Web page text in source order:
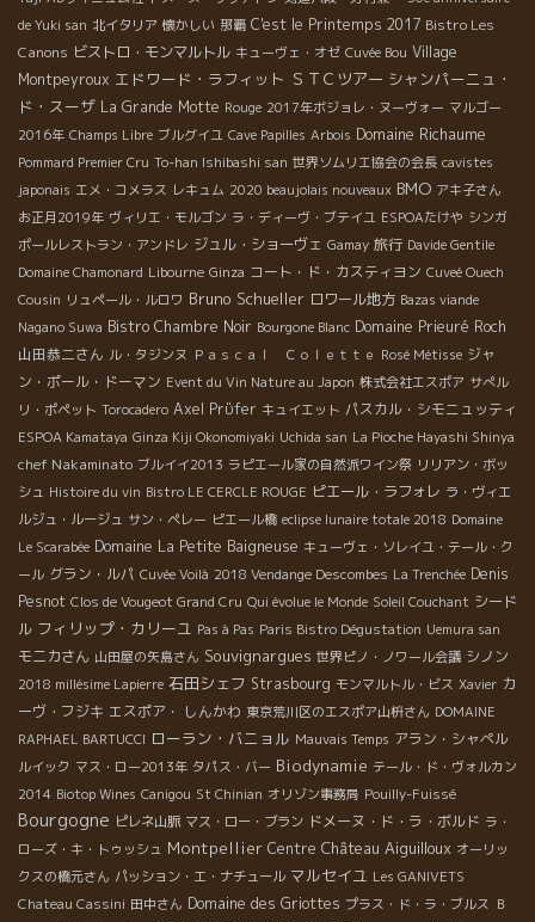
de Yuki san 北イタリア 懐かしい 那覇 C'est le Printemps 2017 Bistro Les
Canons ビストロ・モンマルトル キューヴェ・オゼ Cuvée Bou Village
Montpeyroux エドワード・ラフィット ＳＴＣツアー シャンパーニュ・
ド・スーザ La Grande Motte Rouge 2017年ボジョレ・ヌーヴォー マルゴー
2016年 Champs Libre ブルグイユ Cave Papilles Arbois Domaine Richaume
Pommard Premier Cru To-han Ishibashi san 世界ソムリエ協会の会長 cavistes
japonais エメ・コメラス レキュム 2020 beaujolais nouveaux BMO アキ子さん
お正月2019年 ヴィリエ・モルゴン ラ・ディーヴ・ブテイユ ESPOAたけや シンガ
ポールレストラン・アンドレ ジュル・ショーヴェ Gamay 旅行 Davide Gentile
Domaine Chamonard Libourne Ginza コート・ド・カスティヨン Cuveé Ouech
Cousin リュペール・ルロワ Bruno Schueller ロワール地方 Bazas viande
Nagano Suwa Bistro Chambre Noir Bourgone Blanc Domaine Prieuré Roch
山田恭二さん ル・タジンヌ Ｐａｓｃａｌ Ｃｏｌｅｔｔｅ Rosé Métisse ジャ
ン・ポール・ドーマン Event du Vin Nature au Japon 株式会社エスポア サぺル
リ・ポペット Torocadero Axel Prϋfer キュイエット パスカル・シモニュッティ
ESPOA Kamataya Ginza Kiji Okonomiyaki Uchida san La Pioche Hayashi Shinya
chef Nakaminato ブルイイ2013 ラピエール家の自然派ワイン祭 リリアン・ボッ
シュ Histoire du vin Bistro LE CERCLE ROUGE ピエール・ラフォレ ラ・ヴィエ
ルジュ・ルージュ サン・ペレー ピエール橋 eclipse lunaire totale 2018 Domaine
Le Scarabée Domaine La Petite Baigneuse キューヴェ・ソレイユ・テール・ク
ール グラン・ルパ Cuvée Voilà 2018 Vendange Descombes La Trenchée Denis
Pesnot Clos de Vougeot Grand Cru Qui évolue le Monde Soleil Couchant シード
ル フィリップ・カリーユ Pas à Pas Paris Bistro Dégustation Uemura san
モニカさん 山田屋の矢島さん Souvignargues 世界ピノ・ノワール会議 シノン
2018 millésime Lapierre 石田シェフ Strasbourg モンマルトル・ビス Xavier カ
ーヴ・フジキ エスポア・ しんかわ 東京荒川区のエスポア山枡さん DOMAINE
RAPHAEL BARTUCCI ローラン・バニョル Mauvais Temps アラン・シャペル
ルイック マス・ロー2013年 タパス・バー Biodynamie テール・ド・ヴォルカン
2014 Biotop Wines Canigou St Chinian オリゾン事務局 Pouilly-Fuissé
Bourgogne ピレネ山脈 マス・ロー・ブラン ドメーヌ・ド・ラ・ボルド ラ・
ローズ・キ・トゥッシュ Montpellier Centre Château Aiguilloux オーリッ
クスの橋元さん パッション・エ・ナチュール マルセイユ Les GANIVETS
Chateau Cassini 田中さん Domaine des Griottes プラス・ド・ラ・ブルス Ｂ